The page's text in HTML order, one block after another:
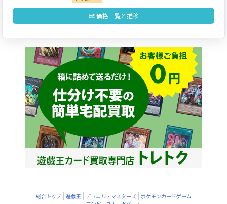
価格一覧と推移
総合トップ 遊戯王 デュエル・マスターズ
ポケモンカードゲーム